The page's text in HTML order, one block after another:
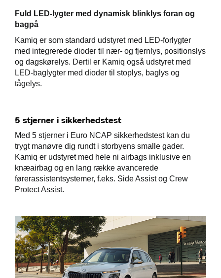
Fuld LED-lygter med dynamisk blinklys foran og
bagpå
Kamiq er som standard udstyret med LED-forlygter
med integrerede dioder til nær- og fjernlys, positionslys
og dagskørelys. Dertil er Kamiq også udstyret med
LED-baglygter med dioder til stoplys, baglys og
tågelys.
5 stjerner i sikkerhedstest
Med 5 stjerner i Euro NCAP sikkerhedstest kan du
trygt manøvre dig rundt i storbyens smalle gader.
Kamiq er udstyret med hele ni airbags inklusive en
knæairbag og en lang række avancerede
førerassistentsystemer, f.eks. Side Assist og Crew
Protect Assist.